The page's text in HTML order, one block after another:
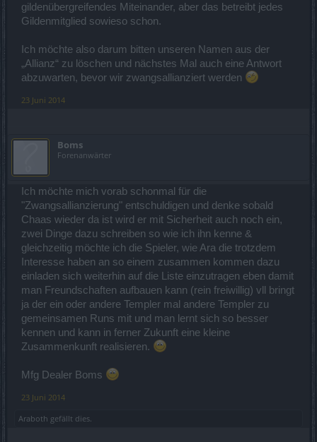
gildenübergreifendes Miteinander, aber das betreibt jedes
Gildenmitglied sowieso schon.
Ich möchte also darum bitten unseren Namen aus der
„Allianz“ zu löschen und nächstes Mal auch eine Antwort
abzuwarten, bevor wir zwangsallianziert werden
23 Juni 2014
Boms
Forenanwärter
Ich möchte mich vorab schonmal für die
"Zwangsallianzierung" entschuldigen und denke sobald
Chaas wieder da ist wird er mit Sicherheit auch noch ein,
zwei Dinge dazu schreiben so wie ich ihn kenne &
gleichzeitig möchte ich die Spieler, wie Ara die trotzdem
Interesse haben an so einem zusammen kommen dazu
einladen sich weiterhin auf die Liste einzutragen eben damit
man Freundschaften aufbauen kann (rein freiwillig) vll bringt
ja der ein oder andere Templer mal andere Templer zu
gemeinsamen Runs mit und man lernt sich so besser
kennen und kann in ferner Zukunft eine kleine
Zusammenkunft realisieren.
Mfg Dealer Boms
23 Juni 2014
Araboth gefällt dies.